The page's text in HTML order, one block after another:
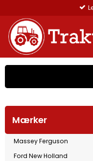
Mærker
Massey Ferguson
Ford New Holland